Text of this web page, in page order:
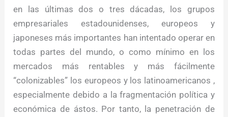
en las últimas dos o tres dácadas, los grupos
empresariales estadounidenses, europeos y
japoneses más importantes han intentado operar en
todas partes del mundo, o como mínimo en los
mercados más rentables y más fácilmente
“colonizables” los europeos y los latinoamericanos ,
especialmente debido a la fragmentación política y
económica de ástos. Por tanto, la penetración de